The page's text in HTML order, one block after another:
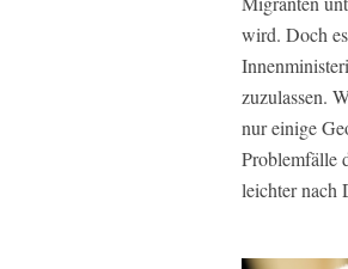
wird. Doch
zuzulassen.
nur einige
Problemfälle
leichter nach